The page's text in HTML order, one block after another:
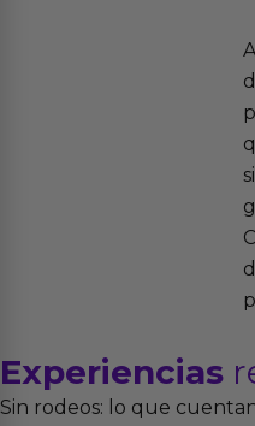
Experiencias
Sin rodeos: lo que